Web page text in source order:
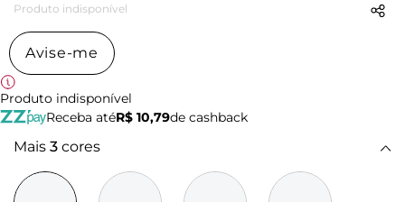
Produto indisponível
Avise-me
Produto indisponível
Receba atéR$ 10,79de cashback
Mais 3 cores